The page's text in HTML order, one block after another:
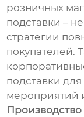
розничных
подставки –
стратегии
покупателей.
подставки
мероприятий
Производство